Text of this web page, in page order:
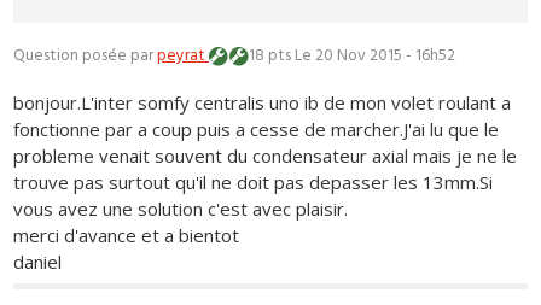
Question posée parpeyrat 18 ptsLe 20 Nov 2015 - 16h52
bonjour.L'inter somfy centralis uno ib de mon volet roulant a
fonctionne par a coup puis a cesse de marcher.J'ai lu que le
probleme venait souvent du condensateur axial mais je ne le
trouve pas surtout qu'il ne doit pas depasser les 13mm.Si
vous avez une solution c'est avec plaisir.
merci d'avance et a bientot
daniel